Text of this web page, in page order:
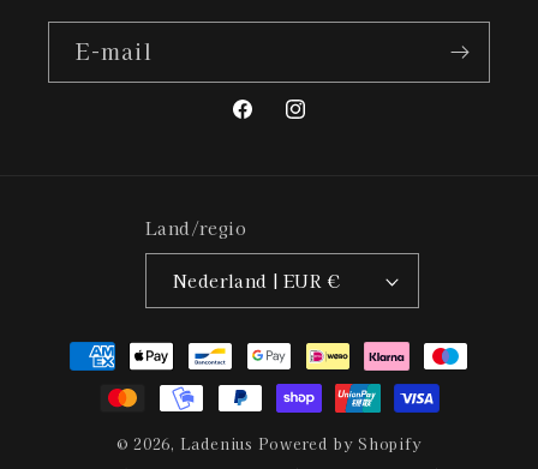
E‑mail
FacebookInstagram
Land/regio
Nederland | EUR €
Betaalmethoden
© 2026, Ladenius Powered by Shopify